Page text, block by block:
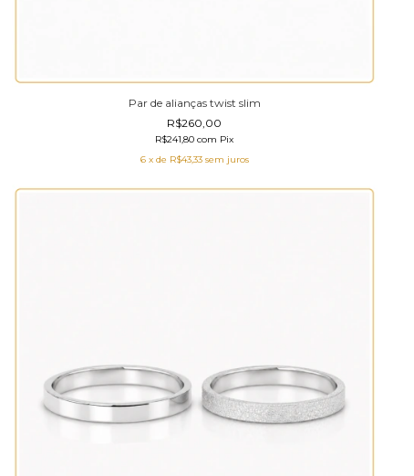
Par de alianças twist slim
R$260,00
R$241,80com Pix
6 x de R$43,33 sem juros